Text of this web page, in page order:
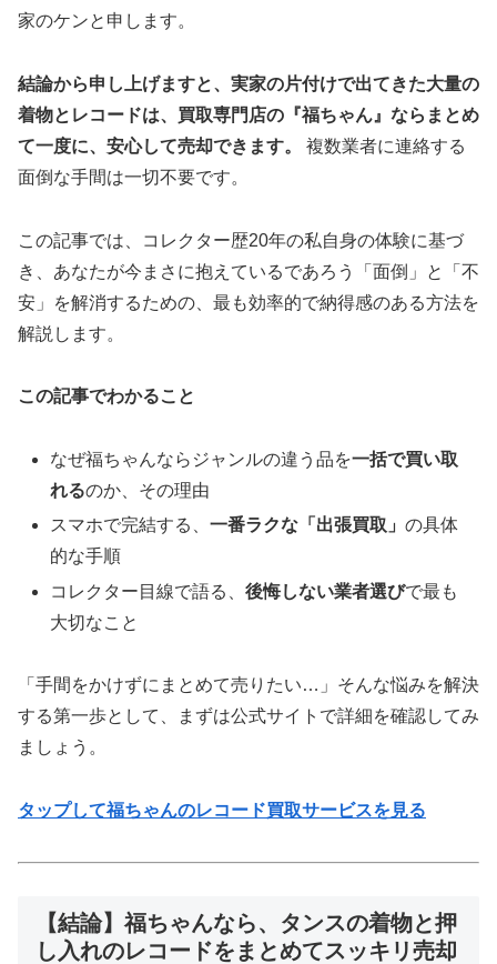
家のケンと申します。
結論から申し上げますと、実家の片付けで出てきた大量の
着物とレコードは、買取専門店の『福ちゃん』ならまとめ
て一度に、安心して売却できます。
複数業者に連絡する
面倒な手間は一切不要です。
この記事では、コレクター歴20年の私自身の体験に基づ
き、あなたが今まさに抱えているであろう「面倒」と「不
安」を解消するための、最も効率的で納得感のある方法を
解説します。
この記事でわかること
なぜ福ちゃんならジャンルの違う品を一括で買い取
れるのか、その理由
スマホで完結する、一番ラクな「出張買取」の具体
的な手順
コレクター目線で語る、後悔しない業者選びで最も
大切なこと
「手間をかけずにまとめて売りたい…」そんな悩みを解決
する第一歩として、まずは公式サイトで詳細を確認してみ
ましょう。
タップして福ちゃんのレコード買取サービスを見る
【結論】福ちゃんなら、タンスの着物と押
し入れのレコードをまとめてスッキリ売却